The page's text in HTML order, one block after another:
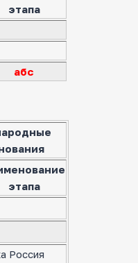
этапа
абс
этапа
Россия